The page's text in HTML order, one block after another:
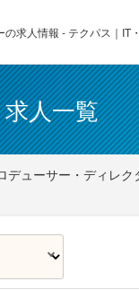
求人情報 - テクパス｜IT
求人一覧
デューサー・ディレク